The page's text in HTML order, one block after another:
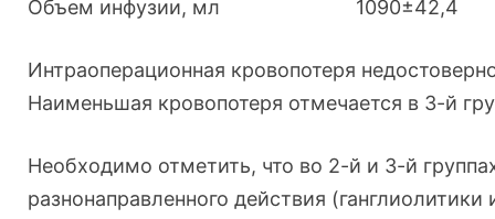
Объем инфузии, мл 1090±42,4
Интраоперационная кровопотеря
Наименьшая кровопотеря отмечается в 3-й
Необходимо отметить, что во 2-й и 3-й
разнонаправленного действия